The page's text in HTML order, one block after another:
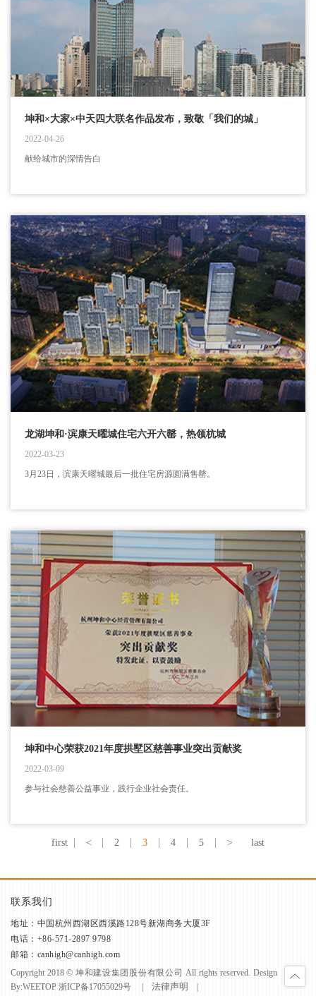
坤和×大家×中天四大联名作品发布，致敬「我们的城」
2022-04-26
献给城市的深情告白
龙湖坤和·滨康天曜城住宅六开六罄，热领杭城
2022-03-23
3月23日，滨康天曜城最后一批住宅房源圆满售罄。
坤和中心荣获2021年度拱墅区慈善事业突出贡献奖
2022-03-09
参与社会慈善公益事业，践行企业社会责任。
first < 2 3 4 5 > last
联系我们
地址：中国杭州西湖区西溪路128号新湖商务大厦3F
电话：+86-571-2897 9798
邮箱：canhigh@canhigh.com
Copyright 2018 © 坤和建设集团股份有限公司 All rights reserved. Design
By:WEETOP 浙ICP备17055029号 法律声明